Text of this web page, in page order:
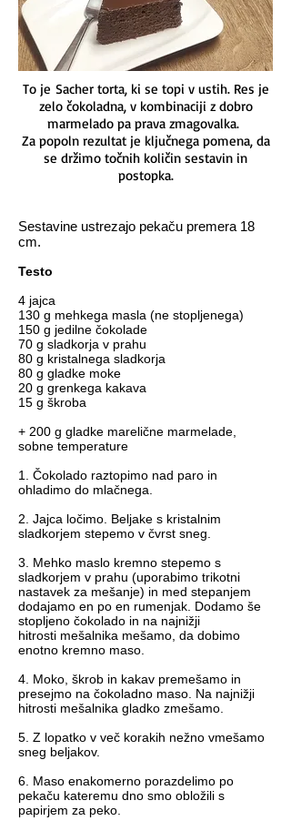
To je Sacher torta, ki se topi v ustih. Res je
zelo čokoladna, v kombinaciji z dobro
marmelado pa prava zmagovalka.
Za popoln rezultat je ključnega pomena, da
se držimo točnih količin sestavin in
postopka.
Sestavine ustrezajo pekaču premera 18
cm.
Testo
4 jajca
130 g mehkega masla (ne stopljenega)
150 g jedilne čokolade
70 g sladkorja v prahu
80 g kristalnega sladkorja
80 g gladke moke
20 g grenkega kakava
15 g škroba
+ 200 g gladke marelične marmelade,
sobne temperature
1. Čokolado raztopimo nad paro in
ohladimo do mlačnega.
2. Jajca ločimo. Beljake s kristalnim
sladkorjem stepemo v čvrst sneg.
3. Mehko maslo kremno stepemo s
sladkorjem v prahu (uporabimo trikotni
nastavek za mešanje) in med stepanjem
dodajamo en po en rumenjak. Dodamo še
stopljeno čokolado in na najnižji
hitrosti mešalnika mešamo, da dobimo
enotno kremno maso.
4. Moko, škrob in kakav premešamo in
presejmo na čokoladno maso. Na najnižji
hitrosti mešalnika gladko zmešamo.
5. Z lopatko v več korakih nežno vmešamo
sneg beljakov.
6. Maso enakomerno porazdelimo po
pekaču kateremu dno smo obložili s
papirjem za peko.